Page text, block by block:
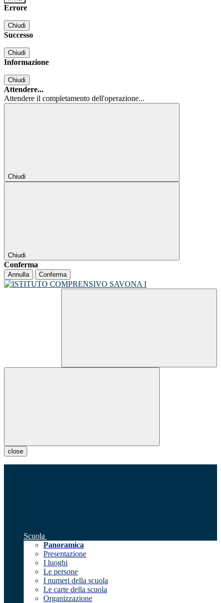
Errore
Chiudi
Successo
Chiudi
Informazione
Chiudi
Attendere...
Attendere il completamento dell'operazione...
Chiudi
Chiudi
Conferma
Annulla Conferma
close
Scuola
Panoramica
Presentazione
I luoghi
Le persone
I numeri della scuola
Le carte della scuola
Organizzazione